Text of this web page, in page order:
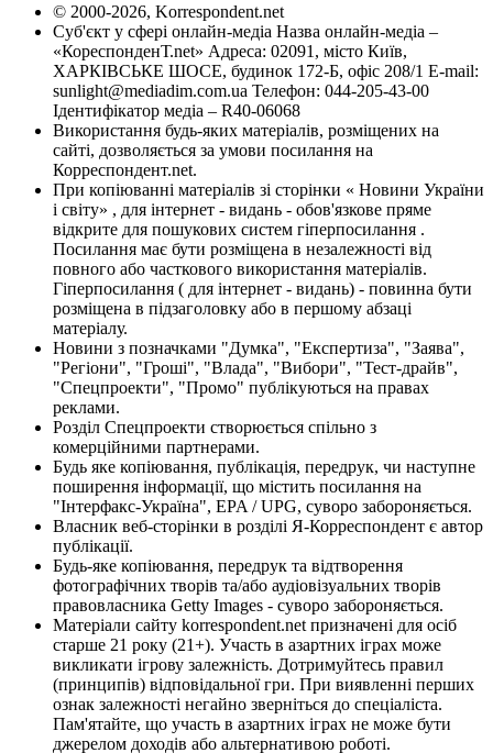
© 2000-2026, Korrespondent.net
Суб'єкт у сфері онлайн-медіа Назва онлайн-медіа –
«КореспонденТ.net» Адреса: 02091, місто Київ,
ХАРКІВСЬКЕ ШОСЕ, будинок 172-Б, офіс 208/1 E-mail:
sunlight@mediadim.com.ua Телефон: 044-205-43-00
Ідентифікатор медіа – R40-06068
Використання будь-яких матеріалів, розміщених на
сайті, дозволяється за умови посилання на
Корреспондент.net.
При копіюванні матеріалів зі сторінки « Новини України
і світу» , для інтернет - видань - обов'язкове пряме
відкрите для пошукових систем гіперпосилання .
Посилання має бути розміщена в незалежності від
повного або часткового використання матеріалів.
Гіперпосилання ( для інтернет - видань) - повинна бути
розміщена в підзаголовку або в першому абзаці
матеріалу.
Новини з позначками "Думка", "Експертиза", "Заява",
"Регіони", "Гроші", "Влада", "Вибори", "Тест-драйв",
"Спецпроекти", "Промо" публікуються на правах
реклами.
Розділ Спецпроекти створюється спільно з
комерційними партнерами.
Будь яке копіювання, публікація, передрук, чи наступне
поширення інформації, що містить посилання на
"Інтерфакс-Україна", EPA / UPG, суворо забороняється.
Власник веб-сторінки в розділі Я-Корреспондент є автор
публікації.
Будь-яке копіювання, передрук та відтворення
фотографічних творів та/або аудіовізуальних творів
правовласника Getty Images - суворо забороняється.
Матеріали сайту korrespondent.net призначені для осіб
старше 21 року (21+). Участь в азартних іграх може
викликати ігрову залежність. Дотримуйтесь правил
(принципів) відповідальної гри. При виявленні перших
ознак залежності негайно зверніться до спеціаліста.
Пам'ятайте, що участь в азартних іграх не може бути
джерелом доходів або альтернативою роботі.